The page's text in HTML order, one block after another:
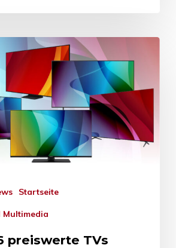
Startseite
Multimedia
preiswerte TVs